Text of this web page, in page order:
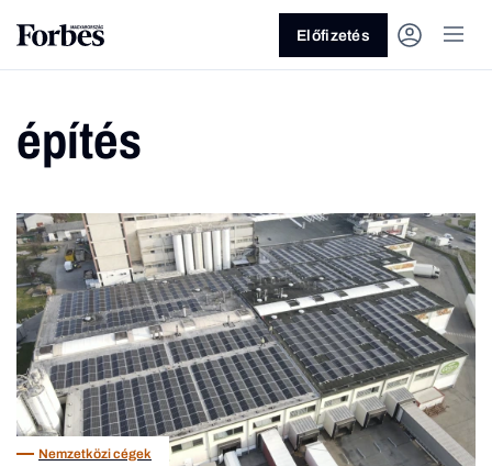
Vagy fedezze fel a következő
témákat
Üzlet Pénz Zöld Legyél jobb!
Előfizetés
építés
Nemzetközi cégek